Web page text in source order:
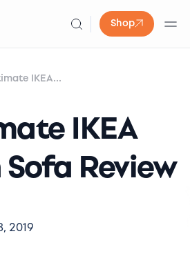
Shop
IKEA...
IKEA
Review
2019